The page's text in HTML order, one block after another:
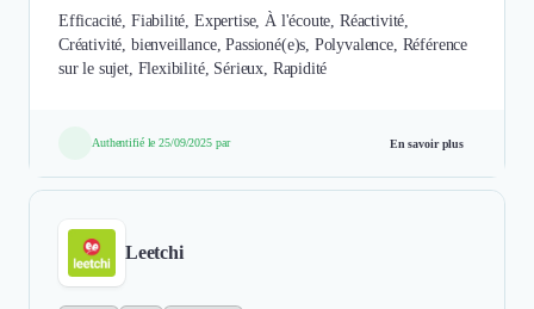
Efficacité, Fiabilité, Expertise, À l'écoute, Réactivité,
Créativité, bienveillance, Passioné(e)s, Polyvalence, Référence
sur le sujet, Flexibilité, Sérieux, Rapidité
Authentifié le 25/09/2025 par En savoir plus
Leetchi